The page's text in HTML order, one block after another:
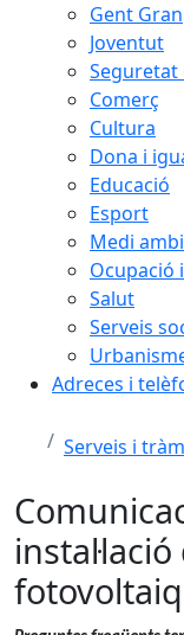
Gent Gran
Joventut
Seguretat
Comerç
Cultura
Dona i
Educació
Esport
Medi
Ocupació
Salut
Serveis
Adreces i
Serveis i